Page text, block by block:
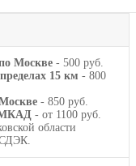
Москве - 500 руб.
15 км - 800
- 850 руб.
МКАД - от 1100 руб.
области